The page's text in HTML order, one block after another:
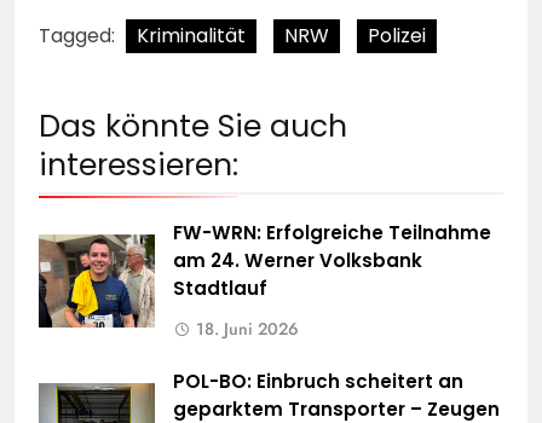
Tagged: Kriminalität NRW Polizei
Das könnte Sie auch
interessieren:
FW-WRN: Erfolgreiche Teilnahme
am 24. Werner Volksbank
Stadtlauf
18. Juni 2026
POL-BO: Einbruch scheitert an
geparktem Transporter – Zeugen